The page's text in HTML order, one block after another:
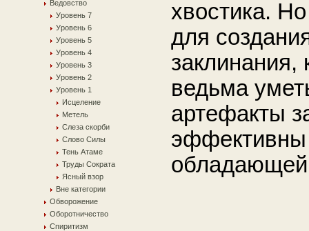
Ведовство
Уровень 7
Уровень 6
Уровень 5
Уровень 4
Уровень 3
Уровень 2
Уровень 1
Исцеление
Метель
Слеза скорби
Слово Силы
Тень Атаме
Труды Сократа
Ясный взор
Вне категории
Обворожение
Оборотничество
Спиритизм
хвостика.
для
ведьма
артефакты
эффективны